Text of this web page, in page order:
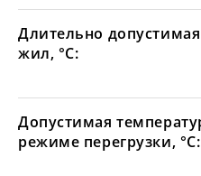
Длительно
жил, °С:
Допустимая
режиме перегрузки, °С: